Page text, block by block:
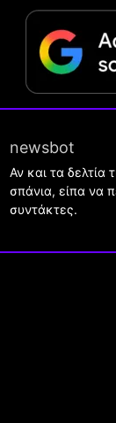
newsbot
Αν και τα δελτία
σπάνια, είπα να
συντάκτες.